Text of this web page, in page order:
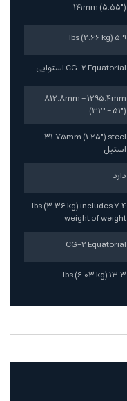
141mm (5.55")
5.9 lbs (2.66 kg)
CG-2 Equatorial استوایی
812.8mm - 1295.4mm
(32" - 51")
31.75mm (1.25") steel
استیل
دارد
7.4 lbs (3.36 kg) includes
weight of weight
CG-2 Equatorial
13.3 lbs (6.03 kg)